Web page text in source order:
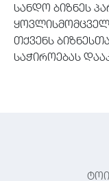
სანდო ბიზნეს
თქვენს
საჭიროებას